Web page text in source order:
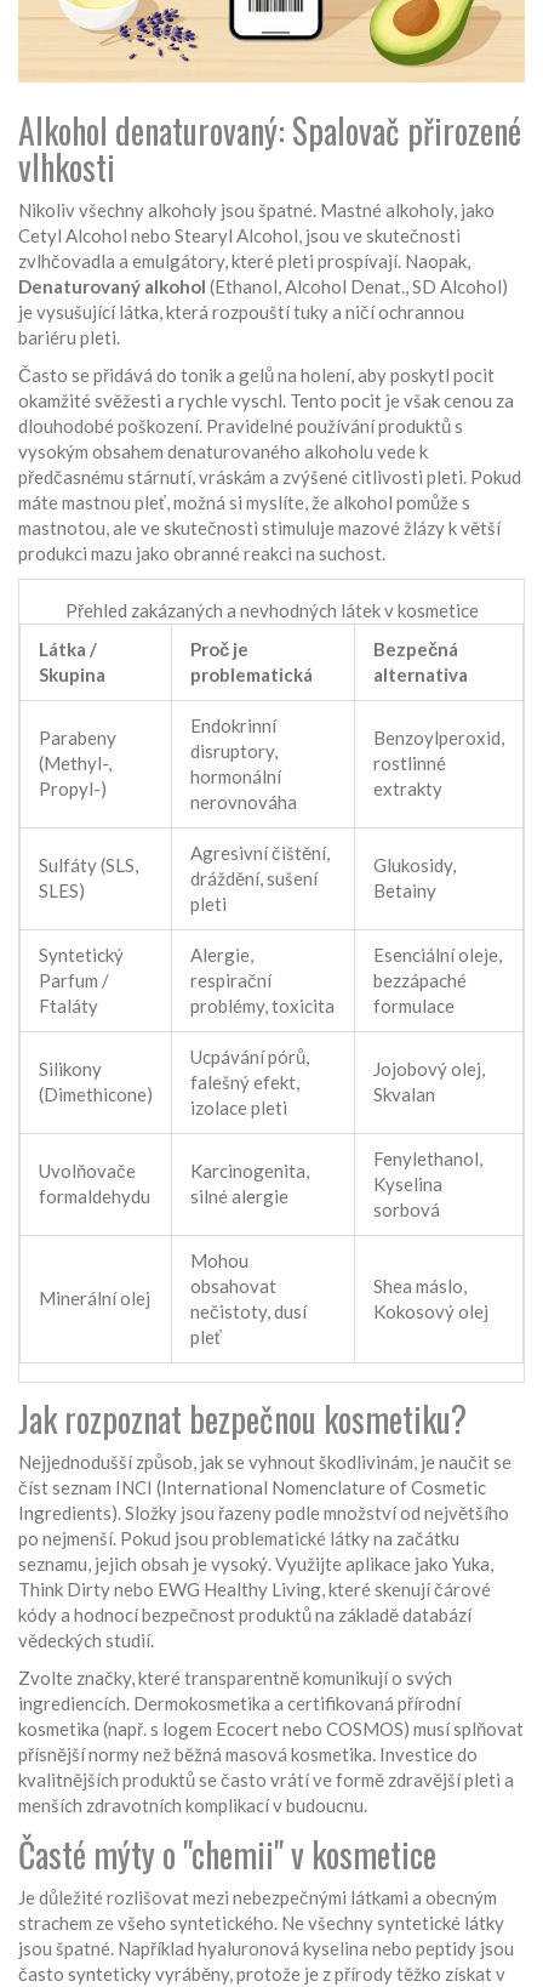
Alkohol denaturovaný: Spalovač přirozené
vlhkosti
Nikoliv všechny alkoholy jsou špatné. Mastné alkoholy, jako
Cetyl Alcohol nebo Stearyl Alcohol, jsou ve skutečnosti
zvlhčovadla a emulgátory, které pleti prospívají. Naopak,
Denaturovaný alkohol (Ethanol, Alcohol Denat., SD Alcohol)
je vysušující látka, která rozpouští tuky a ničí ochrannou
bariéru pleti.
Často se přidává do tonik a gelů na holení, aby poskytl pocit
okamžité svěžesti a rychle vyschl. Tento pocit je však cenou za
dlouhodobé poškození. Pravidelné používání produktů s
vysokým obsahem denaturovaného alkoholu vede k
předčasnému stárnutí, vráskám a zvýšené citlivosti pleti. Pokud
máte mastnou pleť, možná si myslíte, že alkohol pomůže s
mastnotou, ale ve skutečnosti stimuluje mazové žlázy k větší
produkci mazu jako obranné reakci na suchost.
Přehled zakázaných a nevhodných látek v kosmetice
Látka /
Skupina
Proč je
problematická
Bezpečná
alternativa
Parabeny
(Methyl-,
Propyl-)
Endokrinní
disruptory,
hormonální
nerovnováha
Benzoylperoxid,
rostlinné
extrakty
Sulfáty (SLS,
SLES)
Agresivní čištění,
dráždění, sušení
pleti
Glukosidy,
Betainy
Syntetický
Parfum /
Ftaláty
Alergie,
respirační
problémy, toxicita
Esenciální oleje,
bezzápaché
formulace
Silikony
(Dimethicone)
Ucpávání pórů,
falešný efekt,
izolace pleti
Jojobový olej,
Skvalan
Uvolňovače
formaldehydu
Karcinogenita,
silné alergie
Fenylethanol,
Kyselina
sorbová
Minerální olej
Mohou
obsahovat
nečistoty, dusí
pleť
Shea máslo,
Kokosový olej
Jak rozpoznat bezpečnou kosmetiku?
Nejjednodušší způsob, jak se vyhnout škodlivinám, je naučit se
číst seznam INCI (International Nomenclature of Cosmetic
Ingredients). Složky jsou řazeny podle množství od největšího
po nejmenší. Pokud jsou problematické látky na začátku
seznamu, jejich obsah je vysoký. Využijte aplikace jako Yuka,
Think Dirty nebo EWG Healthy Living, které skenují čárové
kódy a hodnocí bezpečnost produktů na základě databází
vědeckých studií.
Zvolte značky, které transparentně komunikují o svých
ingrediencích. Dermokosmetika a certifikovaná přírodní
kosmetika (např. s logem Ecocert nebo COSMOS) musí splňovat
přísnější normy než běžná masová kosmetika. Investice do
kvalitnějších produktů se často vrátí ve formě zdravější pleti a
menších zdravotních komplikací v budoucnu.
Časté mýty o "chemii" v kosmetice
Je důležité rozlišovat mezi nebezpečnými látkami a obecným
strachem ze všeho syntetického. Ne všechny syntetické látky
jsou špatné. Například hyaluronová kyselina nebo peptidy jsou
často synteticky vyráběny, protože je z přírody těžko získat v